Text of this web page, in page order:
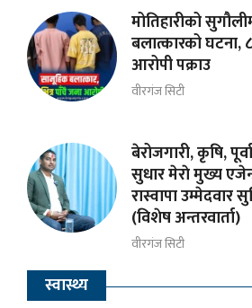
मोतिहारीको
बलात्कारको घटना,
आरोपी पक्राउ
वीरगंज सिटी
बेरोजगारी, कृषि,
सुधार मेराे मुख्य
रास्वापा
(विशेष अन्तरवार्ता)
वीरगंज सिटी
स्वास्थ्य